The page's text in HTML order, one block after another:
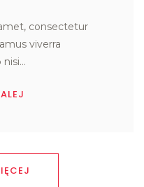
consectetur
viverra